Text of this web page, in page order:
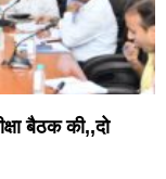
बैठक की,,दो